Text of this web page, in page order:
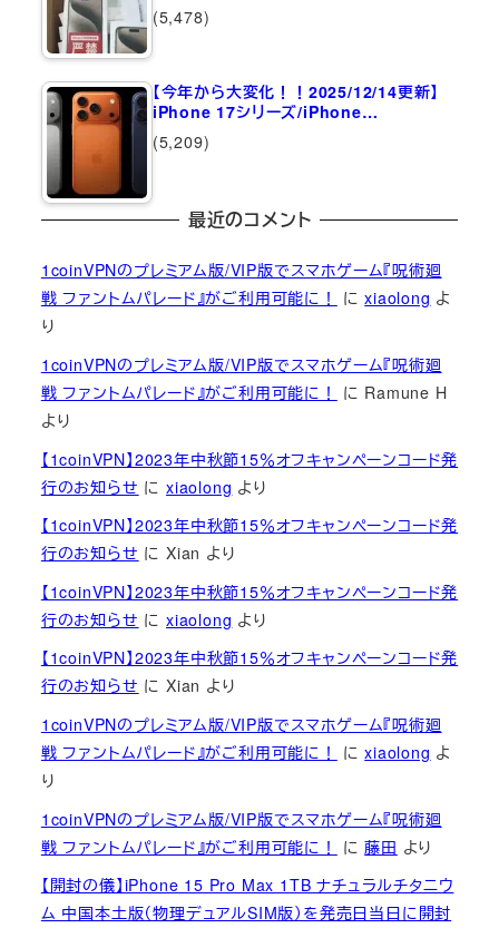
(5,478)
【今年から大変化！！2025/12/14更新】
iPhone 17シリーズ/iPhone…
(5,209)
最近のコメント
1coinVPNのプレミアム版/VIP版でスマホゲーム『呪術廻
戦 ファントムパレード』がご利用可能に！
にxiaolong よ
り
1coinVPNのプレミアム版/VIP版でスマホゲーム『呪術廻
戦 ファントムパレード』がご利用可能に！
に Ramune H
より
【1coinVPN】2023年中秋節15％オフキャンペーンコード発
行のお知らせ にxiaolong より
【1coinVPN】2023年中秋節15％オフキャンペーンコード発
行のお知らせ にXian より
【1coinVPN】2023年中秋節15％オフキャンペーンコード発
行のお知らせ にxiaolong より
【1coinVPN】2023年中秋節15％オフキャンペーンコード発
行のお知らせ にXian より
1coinVPNのプレミアム版/VIP版でスマホゲーム『呪術廻
戦 ファントムパレード』がご利用可能に！
にxiaolong よ
り
1coinVPNのプレミアム版/VIP版でスマホゲーム『呪術廻
戦 ファントムパレード』がご利用可能に！
に藤田 より
【開封の儀】iPhone 15 Pro Max 1TB ナチュラルチタニウ
ム 中国本土版（物理デュアルSIM版）を発売日当日に開封